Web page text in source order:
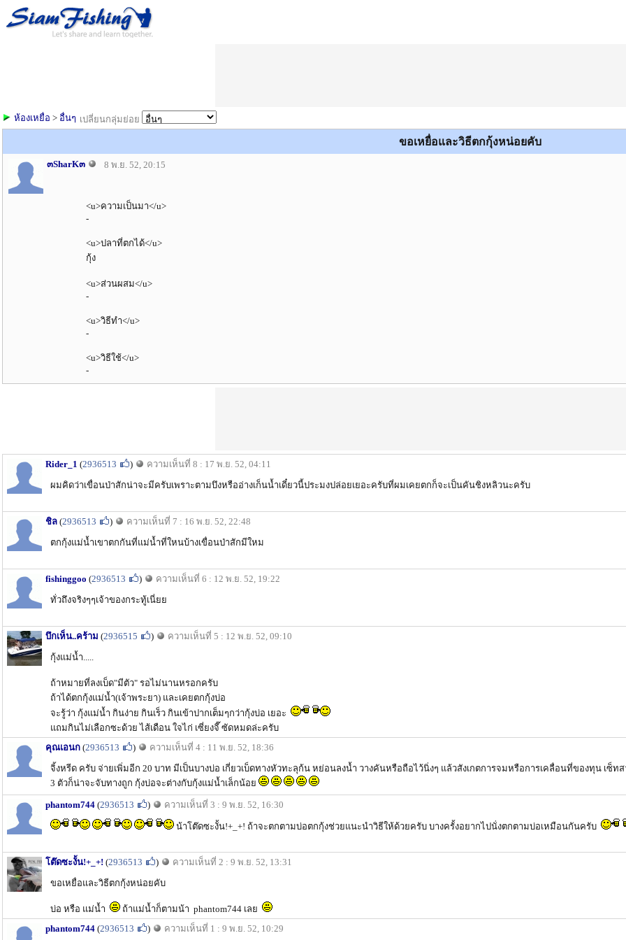
เปลี่ยนกลุ่มย่อย
ห้องเหยื่อ > อื่นๆ
ขอเหยื่อและวิธีตกกุ้งหน่อยคับ
๓SharK๓ 8 พ.ย. 52, 20:15
<u>ความเป็นมา</u>
-
<u>ปลาที่ตกได้</u>
กุ้ง
<u>ส่วนผสม</u>
-
<u>วิธีทำ</u>
-
<u>วิธีใช้</u>
-
Rider_1 (2936513 ) ความเห็นที่ 8 : 17 พ.ย. 52, 04:11
ผมคิดว่าเขื่อนป่าสักน่าจะมีครับเพราะตามบึงหรืออ่างเก็นน้ำเดี๋ยวนี้ประมงปล่อยเยอะครับที่ผมเคยตกก็จะเป็นคันชิงหลิวนะครับ
ชิล (2936513 ) ความเห็นที่ 7 : 16 พ.ย. 52, 22:48
ตกกุ้งแม่น้ำเขาตกกันที่แม่น้ำที่ใหนบ้างเขื่อนป่าสักมีใหม
fishinggoo (2936513 ) ความเห็นที่ 6 : 12 พ.ย. 52, 19:22
ทั่วถึงจริงๆๆเจ้าของกระทู้เนี่ยย
บึกเห็น..คร้าม (2936515 ) ความเห็นที่ 5 : 12 พ.ย. 52, 09:10
กุ้งแม่น้ำ.....
ถ้าหมายที่ลงเบ็ด"มีตัว" รอไม่นานหรอกครับ
ถ้าได้ตกกุ้งแม่น้ำ(เจ้าพระยา) และเคยตกกุ้งบ่อ
จะรู้ว่า กุ้งแม่น้ำ กินง่าย กินเร็ว กินเข้าปากเต็มๆกว่ากุ้งบ่อ เยอะ
แถมกินไม่เลือกซะด้วย ไส้เดือน ใจไก่ เซี่ยงจี๊ ซัดหมดล่ะครับ
คุณเอนก (2936513 ) ความเห็นที่ 4 : 11 พ.ย. 52, 18:36
จิ้งหรีด ครับ จ่ายเพิ่มอีก 20 บาท มีเป็นบางบ่อ เกี่ยวเบ็ดทางหัวทะลุก้น หย่อนลงน้ำ วางคันหรือถือไว้นิ่งๆ แล้วสังเกตการจมหรือการเคลื่อนที่ของทุน เซ็
3 ตัวก็น่าจะจับทางถูก กุ้งบ่อจะต่างกับกุ้งแม่น้ำเล็กน้อย
phantom744 (2936513 ) ความเห็นที่ 3 : 9 พ.ย. 52, 16:30
น้าโต๊ดซะงั้น!+_+! ถ้าจะตกตามบ่อตกกุ้งช่วยแนะนำวิธีให้ด้วยครับ บางครั้งอยากไปนั่งตกตามบ่อเหมือนกันครับ
โต๊ดซะงั้น!+_+! (2936513 ) ความเห็นที่ 2 : 9 พ.ย. 52, 13:31
ขอเหยื่อและวิธีตกกุ้งหน่อยคับ
บ่อ หรือ แม่น้ำ
ถ้าแม่น้ำก็ตามน้า phantom744 เลย
phantom744 (2936513 ) ความเห็นที่ 1 : 9 พ.ย. 52, 10:29